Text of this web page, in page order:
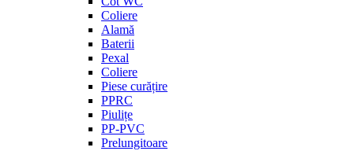
Coliere
Alamă
Baterii
Pexal
Coliere
Piese curățire
PPRC
Piulițe
PP-PVC
Prelungitoare